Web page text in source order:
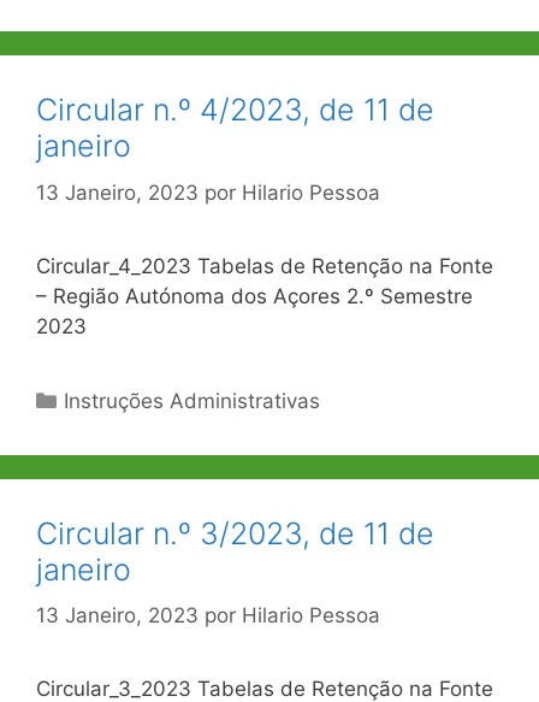
Circular n.º 4/2023, de 11 de
janeiro
13 Janeiro, 2023 por Hilario Pessoa
Circular_4_2023 Tabelas de Retenção na Fonte
– Região Autónoma dos Açores 2.º Semestre
2023
Categorias
Instruções Administrativas
Circular n.º 3/2023, de 11 de
janeiro
13 Janeiro, 2023 por Hilario Pessoa
Circular_3_2023 Tabelas de Retenção na Fonte